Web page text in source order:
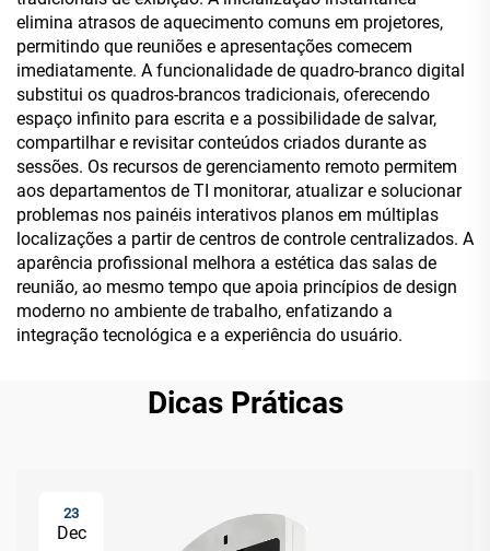
elimina atrasos de aquecimento comuns em projetores,
permitindo que reuniões e apresentações comecem
imediatamente. A funcionalidade de quadro-branco digital
substitui os quadros-brancos tradicionais, oferecendo
espaço infinito para escrita e a possibilidade de salvar,
compartilhar e revisitar conteúdos criados durante as
sessões. Os recursos de gerenciamento remoto permitem
aos departamentos de TI monitorar, atualizar e solucionar
problemas nos painéis interativos planos em múltiplas
localizações a partir de centros de controle centralizados. A
aparência profissional melhora a estética das salas de
reunião, ao mesmo tempo que apoia princípios de design
moderno no ambiente de trabalho, enfatizando a
integração tecnológica e a experiência do usuário.
Dicas Práticas
23
Dec